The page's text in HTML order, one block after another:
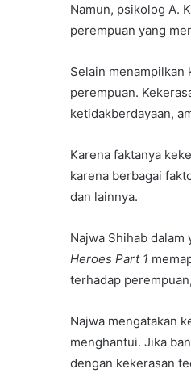
Namun, psikolog A.
perempuan yang
Selain menampilkan
perempuan.
ketidakberdayaan,
Karena faktanya
karena berbagai
dan lainnya.
Najwa Shihab
Heroes Part 1
terhadap
Najwa mengatakan
menghantui. Jika
dengan kekerasan